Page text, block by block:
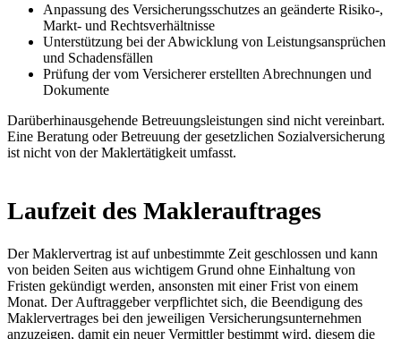
Anpassung des Versicherungsschutzes an geänderte Risiko-,
Markt- und Rechtsverhältnisse
Unterstützung bei der Abwicklung von Leistungsansprüchen
und Schadensfällen
Prüfung der vom Versicherer erstellten Abrechnungen und
Dokumente
Darüberhinausgehende Betreuungsleistungen sind nicht vereinbart.
Eine Beratung oder Betreuung der gesetzlichen Sozialversicherung
ist nicht von der Maklertätigkeit umfasst.
Laufzeit des Maklerauftrages
Der Maklervertrag ist auf unbestimmte Zeit geschlossen und kann
von beiden Seiten aus wichtigem Grund ohne Einhaltung von
Fristen gekündigt werden, ansonsten mit einer Frist von einem
Monat. Der Auftraggeber verpflichtet sich, die Beendigung des
Maklervertrages bei den jeweiligen Versicherungsunternehmen
anzuzeigen, damit ein neuer Vermittler bestimmt wird, diesem die